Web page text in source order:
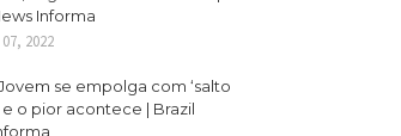
Informa
2022
se empolga com ‘salto
e o pior acontece | Brazil